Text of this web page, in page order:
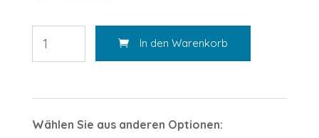
In den Warenkorb
Wählen Sie aus anderen Optionen: